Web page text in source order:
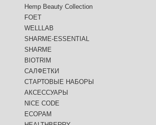
Hemp Beauty Collection
FOET
WELLLAB
SHARME-ESSENTIAL
SHARME
BIOTRIM
САЛФЕТКИ
СТАРТОВЫЕ НАБОРЫ
АКСЕССУАРЫ
NICE CODE
ECOPAM